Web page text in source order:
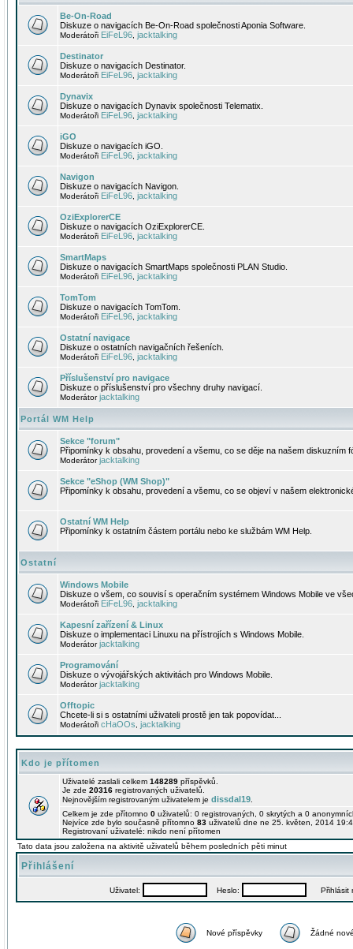
Be-On-Road
Diskuze o navigacích Be-On-Road společnosti Aponia Software.
Moderátoři EiFeL96 jacktalking
Destinator
Diskuze o navigacích Destinator.
Moderátoři EiFeL96 jacktalking
Dynavix
Diskuze o navigacích Dynavix společnosti Telematix.
Moderátoři EiFeL96 jacktalking
iGO
Diskuze o navigacích iGO.
Moderátoři EiFeL96 jacktalking
Navigon
Diskuze o navigacích Navigon.
Moderátoři EiFeL96 jacktalking
OziExplorerCE
Diskuze o navigacích OziExplorerCE.
Moderátoři EiFeL96 jacktalking
SmartMaps
Diskuze o navigacích SmartMaps společnosti PLAN Studio.
Moderátoři EiFeL96 jacktalking
TomTom
Diskuze o navigacích TomTom.
Moderátoři EiFeL96 jacktalking
Ostatní navigace
Diskuze o ostatních navigačních řešeních.
Moderátoři EiFeL96 jacktalking
Příslušenství pro navigace
Diskuze o příslušenství pro všechny druhy navigací.
Moderátorjacktalking
Portál WM Help
Sekce "forum"
Připomínky k obsahu, provedení a všemu, co se děje na našem diskuzním
Moderátorjacktalking
Sekce "eShop (WM Shop)"
Připomínky k obsahu, provedení a všemu, co se objeví v našem
Ostatní WM Help
Připomínky k ostatním částem portálu nebo ke službám WM Help.
Ostatní
Windows Mobile
Diskuze o všem, co souvisí s operačním systémem Windows Mobile ve
Moderátoři EiFeL96 jacktalking
Kapesní zařízení & Linux
Diskuze o implementaci Linuxu na přístrojích s Windows Mobile.
Moderátorjacktalking
Programování
Diskuze o vývojářských aktivitách pro Windows Mobile.
Moderátorjacktalking
Offtopic
Chcete-li si s ostatními uživateli prostě jen tak popovídat...
Moderátoři cHaOOs jacktalking
Kdo je přítomen
Uživatelé zaslali celkem 148289 příspěvků.
Je zde 20316 registrovaných uživatelů.
Nejnovějším registrovaným uživatelem je dissdal19
Celkem je zde přítomno 0 uživatelů: 0 registrovaných, 0 skrytých a 0
Nejvíce zde bylo současně přítomno 83 uživatelů dne ne 25. květen, 2014
Registrovaní uživatelé: nikdo není přítomen
Tato data jsou založena na aktivitě uživatelů během posledních pěti minut
Přihlášení
Uživatel: Heslo: Přihlásit
Nové příspěvky Žádné